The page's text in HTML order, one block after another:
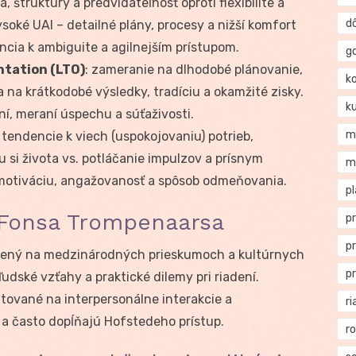
UAI – detailné plány, procesy a nižší komfort
k ambiguite a agilnejším prístupom.
(LTO): zameranie na dlhodobé plánovanie,
krátkodobé výsledky, tradíciu a okamžité zisky.
meraní úspechu a súťaživosti.
tendencie k viech (uspokojovaniu) potrieb,
si života vs. potláčanie impulzov a prísnym
angažovanosť a spôsob odmeňovania.
Trompenaarsa
na medzinárodných prieskumoch a kultúrnych
vzťahy a praktické dilemy pri riadení.
na interpersonálne interakcie a
často dopĺňajú Hofstedeho prístup.